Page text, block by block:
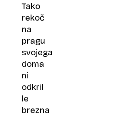
Tako
rekoč
na
pragu
svojega
doma
ni
odkril
le
brezna